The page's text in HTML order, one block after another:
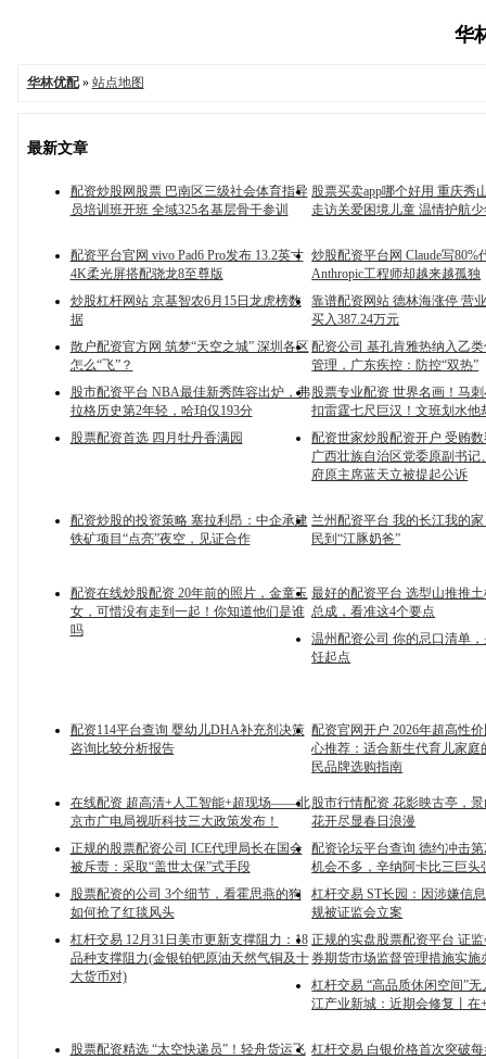
华
华林优配» 站点地图
最新文章
配资炒股网股票 巴南区三级社会体育指导
员培训班开班 全域325名基层骨干参训
股票买卖app哪个好用 重庆秀
走访关爱困境儿童 温情护航
配资平台官网 vivo Pad6 Pro发布 13.2英寸
4K柔光屏搭配骁龙8至尊版
炒股配资平台网 Claude写80%
Anthropic工程师却越来越孤独
炒股杠杆网站 京基智农6月15日龙虎榜数
据
靠谱配资网站 德林海涨停 营
买入387.24万元
散户配资官方网 筑梦“天空之城” 深圳各区
怎么“飞”？
配资公司 基孔肯雅热纳入乙
管理，广东疾控：防控“双热”
股市配资平台 NBA最佳新秀阵容出炉，弗
拉格历史第2年轻，哈珀仅193分
股票专业配资 世界名画！马
扣雷霆七尺巨汉！文班划水他
股票配资首选 四月牡丹香满园
配资世家炒股配资开户 受贿
广西壮族自治区党委原副书记
府原主席蓝天立被提起公诉
配资炒股的投资策略 塞拉利昂：中企承建
铁矿项目“点亮”夜空，见证合作
兰州配资平台 我的长江我的
民到“江豚奶爸”
配资在线炒股配资 20年前的照片，金童玉
女，可惜没有走到一起！你知道他们是谁
吗
最好的配资平台 选型山推推土
总成，看准这4个要点
温州配资公司 你的忌口清单
饪起点
配资114平台查询 婴幼儿DHA补充剂决策
咨询比较分析报告
配资官网开户 2026年超高性
心推荐：适合新生代育儿家庭
民品牌选购指南
在线配资 超高清+人工智能+超现场——北
京市广电局视听科技三大政策发布！
股市行情配资 花影映古亭，
花开尽显春日浪漫
正规的股票配资公司 ICE代理局长在国会
被斥责：采取“盖世太保”式手段
配资论坛平台查询 德约冲击
机会不多，辛纳阿卡比三巨头
股票配资的公司 3个细节，看霍思燕的狗
如何抢了红毯风头
杠杆交易 ST长园：因涉嫌信
规被证监会立案
杠杆交易 12月31日美市更新支撑阻力：18
品种支撑阻力(金银铂钯原油天然气铜及十
大货币对)
正规的实盘股票配资平台 证
券期货市场监督管理措施实施
杠杆交易 “高品质休闲空间”
江产业新城：近期会修复丨在
股票配资精选 “太空快递员”！轻舟货运飞 杠杆交易 白银价格首次突破